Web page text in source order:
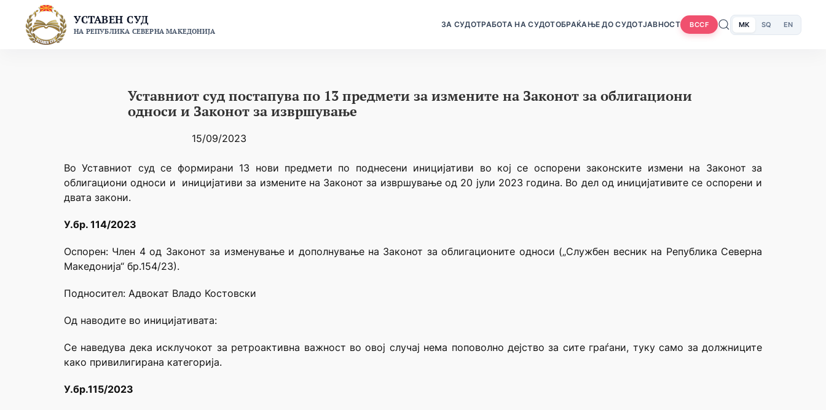
content
УСТАВЕН СУД
НА РЕПУБЛИКА СЕВЕРНА МАКЕДОНИЈА
ЗА СУДОТРАБОТА НА СУДОТОБРАЌАЊЕ ДО СУДОТЈАВНОСТ BCCF MK SQ EN
Уставниот суд постапува по 13 предмети за измените на Законот за облигациони
односи и Законот за извршување
15/09/2023
Во Уставниот суд се формирани 13 нови предмети по поднесени иницијативи во кој се оспорени законските измени на Законот за
облигациони односи и иницијативи за измените на Законот за извршување од 20 јули 2023 година. Во дел од иницијативите се оспорени и
двата закони.
У.бр. 114/2023
Оспорен: Член 4 од Законот за изменување и дополнување на Законот за облигационите односи („Службен весник на Република Северна
Македонија“ бр.154/23).
Подносител: Адвокат Владо Костовски
Од наводите во иницијативата:
Се наведува дека исклучокот за ретроактивна важност во овој случај нема поповолно дејство за сите граѓани, туку само за должниците
како привилигирана категорија.
У.бр.115/2023